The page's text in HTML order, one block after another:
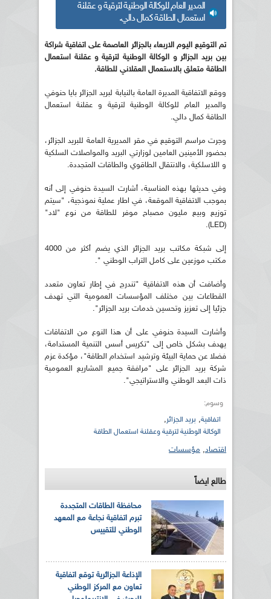
المدير العام للوكالة الوطنية لترقية و عقلنة
استعمال الطاقة كمال دالي.
تم التوقيع اليوم الاربعاء بالجزائر العاصمة على اتفاقية شراكة
بين بريد الجزائر و الوكالة الوطنية لترقية و عقلنة استعمال
الطاقة متعلق بالاستعمال العقلاني للطاقة.
ووقع الاتفاقية المديرة العامة بالنيابة لبريد الجزائر بايا حنوفي
والمدير العام للوكالة الوطنية لترقية و عقلنة استعمال
الطاقة كمال دالي.
وجرت مراسم التوقيع في مقر المديرية العامة للبريد الجزائر،
بحضور الأمينين العامين لوزارتي البريد والمواصلات السلكية
و اللاسلكية، والانتقال الطاقوي والطاقات المتجددة.
وفي حديثها بهذه المناسبة، أشارت السيدة حنوفي إلى أنه
بموجب الاتفاقية الموقعة، في اطار عملية نموذجية، "سيتم
توزيع وبيع مليون مصباح موفر للطاقة من نوع "لاد"
(LED).
إلى شبكة مكاتب بريد الجزائر الذي يضم أكثر من 4000
مكتب موزعين على كامل التراب الوطني ".
وأضافت أن هذه الاتفاقية "تندرج في إطار تعاون متعدد
القطاعات بين مختلف المؤسسات العمومية التي تهدف
جزئيا إلى تعزيز وتحسين خدمات بريد الجزائر".
وأشارت السيدة حنوفي على أن هذا النوع من الاتفاقات
يهدف بشكل خاص إلى "تكريس أسس التنمية المستدامة،
فضلا عن حماية البيئة وترشيد استخدام الطاقة"، مؤكدة عزم
شركة بريد الجزائر على "مرافقة جميع المشاريع العمومية
ذات البعد الوطني والاستراتيجي".
وسوم:
اتفاقية, بريد الجزائر,
الوكالة الوطنية لترقية وعقلنة استعمال الطاقة
اقتصاد, مؤسسات
طالع ايضاً
محافظة الطاقات المتجددة
تبرم اتفاقية نجاعة مع المعهد
الوطني للتقييس
الإذاعة الجزائرية توقع اتفاقية
تعاون مع المركز الوطني